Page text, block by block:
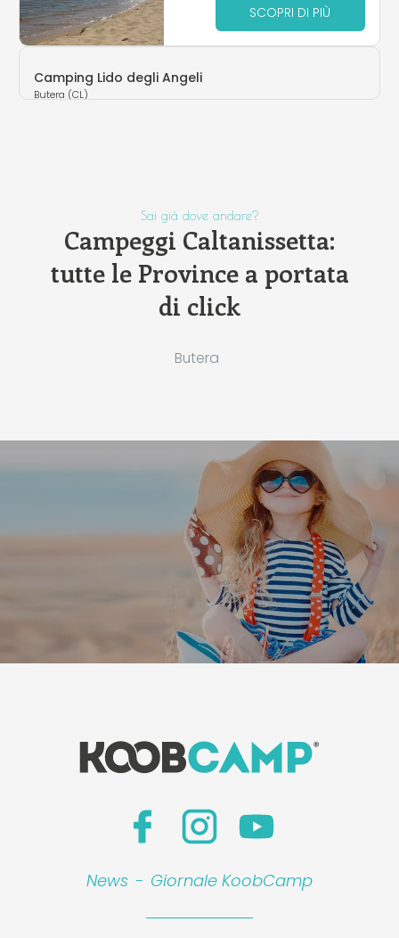
SCOPRI DI PIÙ
Camping Lido degli Angeli
Butera (CL)
Sai già dove andare?
Campeggi Caltanissetta:
tutte le Province a portata
di click
Butera
News - Giornale KoobCamp